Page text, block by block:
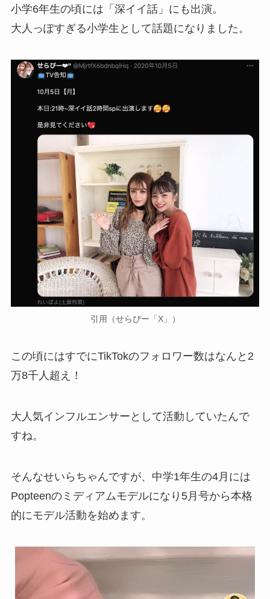
小学6年生の頃には「深イイ話」にも出演。
大人っぽすぎる小学生として話題になりました。
引用（せらぴー「X」）
この頃にはすでにTikTokのフォロワー数はなんと2
万8千人超え！
大人気インフルエンサーとして活動していたんで
すね。
そんなせいらちゃんですが、中学1年生の4月には
Popteenのミディアムモデルになり5月号から本格
的にモデル活動を始めます。